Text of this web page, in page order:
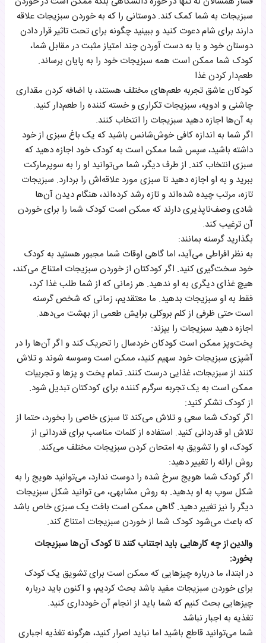
سبزیجات به شما کمک کند. دوستانی را که به خوردن سبزیجات علاقه
دارند برای شام دعوت کنید و ببینید چگونه برای تحت تاثیر قرار دادن
دوستان خود و یا به دست آوردن چند امتیاز مثبت در مقابل شما،
کودک شما ممکن است همه سبزیجات خود را به پایان برساند.
طعم‌دار کردن غذا
کودکان عاشق تجربه طعم‌های مختلف هستند، با اضافه کردن مقداری
چاشنی و ادویه، سبزیجات تکراری و خسته کننده را طعم‌دار کنید.
به آن‌ها اجازه دهید سبزیجات را انتخاب کنند.
اگر شما به اندازه کافی خوش‌شانس باشید که یک باغ سبزی از خود
داشته باشید، سپس شما ممکن است به کودک خود اجازه دهید که
سبزی انتخاب کند. از طرف دیگر، شما می‌توانید او را به سوپرمارکت
ببرید و به او اجازه دهید تا سبزی مورد علاقه‌اش را بردارد. سبزیجات
تازه، مرتب چیده شده‌اند و تازه رشد کرده‌اند، هنگام دیدن آن‌ها
شادی وصف‌ناپذیری دارند که ممکن است کودک شما را برای خوردن
آن ترغیب کند.
بگذارید گرسنه بمانند:
به نظر افراطی می‌آید، اما گاهی اوقات شما مجبور هستید به کودک
خود سخت‌گیری کنید. اگر کودکتان از خوردن سبزیجات امتناع می‌کند،
هیچ غذای دیگری به او ندهید. هر زمانی که از شما طلب غذا کرد،
فقط به او سبزیجات بدهید. ما معتقدیم، زمانی که شخص گرسنه
است حتی ظرفی از کلم بروکلی برایش طعمی از بهشت می‌دهد.
اجازه دهید سبزیجات را بپزند:
پخت‌و‌پز ممکن است کودکان خردسال را تحریک کند و اگر آن‌ها را در
آشپزی سبزیجات خود سهیم کنید، ممکن است وسوسه شوند و تلاش
کنند از سبزیجات، غذایی درست کنند. تمام پخت‌ و‌ پزها و تجربیات
ممکن است به یک تجربه سرگرم کننده برای کودکتان تبدیل شود.
از کودک تشکر کنید:
اگر کودک شما سعی و تلاش می‌کند تا سبزی خاصی را بخورد، حتما از
تلاش او قدردانی کنید. استفاده از کلمات مناسب برای قدردانی از
کودک، او را تشویق به امتحان کردن سبزیجات مختلف می‌کند.
روش ارائه را تغییر دهید:
اگر کودک شما هویج سرخ شده را دوست ندارد، می‌توانید هویج را به
شکل سوپ به او بدهید. به روش مشابهی، می توانید شکل سبزیجات
دیگر را نیز تغییر دهید. گاهی ممکن است بافت یک سبزی خاص باشد
که باعث می‌شود کودک شما از خوردن سبزیجات امتناع کند.
والدین از چه کارهایی باید اجتناب کنند تا کودک آن‌ها سبزیجات
بخورد:
در ابتدا، ما درباره چیزهایی که ممکن است برای تشویق یک کودک
برای خوردن سبزیجات مفید باشد بحث کردیم، و اکنون باید درباره
چیزهایی بحث کنیم که شما باید از انجام آن خودداری کنید.
تغذیه به اجبار نباشد
شما می‌توانید قاطع باشید اما نباید اصرار کنید، هرگونه تغذیه اجباری